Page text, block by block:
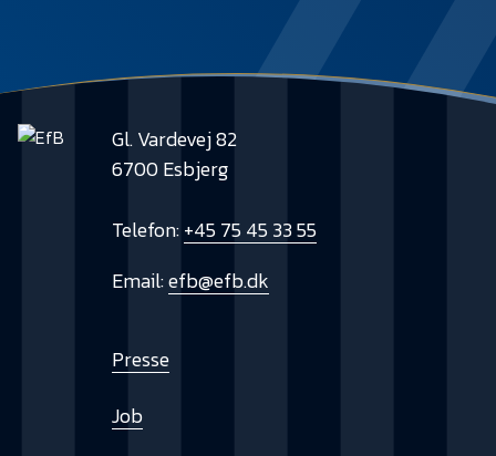
Gl. Vardevej 82
6700 Esbjerg
Telefon:+45 75 45 33 55
Email:efb@efb.dk
Presse
Job